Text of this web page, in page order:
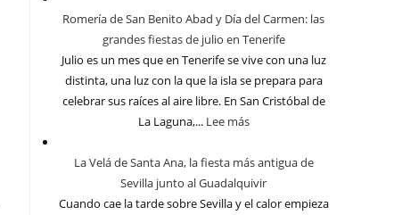
Romería de San Benito Abad y Día del Carmen: las
grandes fiestas de julio en Tenerife
Julio es un mes que en Tenerife se vive con una luz
distinta, una luz con la que la isla se prepara para
celebrar sus raíces al aire libre. En San Cristóbal de
La Laguna,... Lee más
La Velá de Santa Ana, la fiesta más antigua de
Sevilla junto al Guadalquivir
Cuando cae la tarde sobre Sevilla y el calor empieza